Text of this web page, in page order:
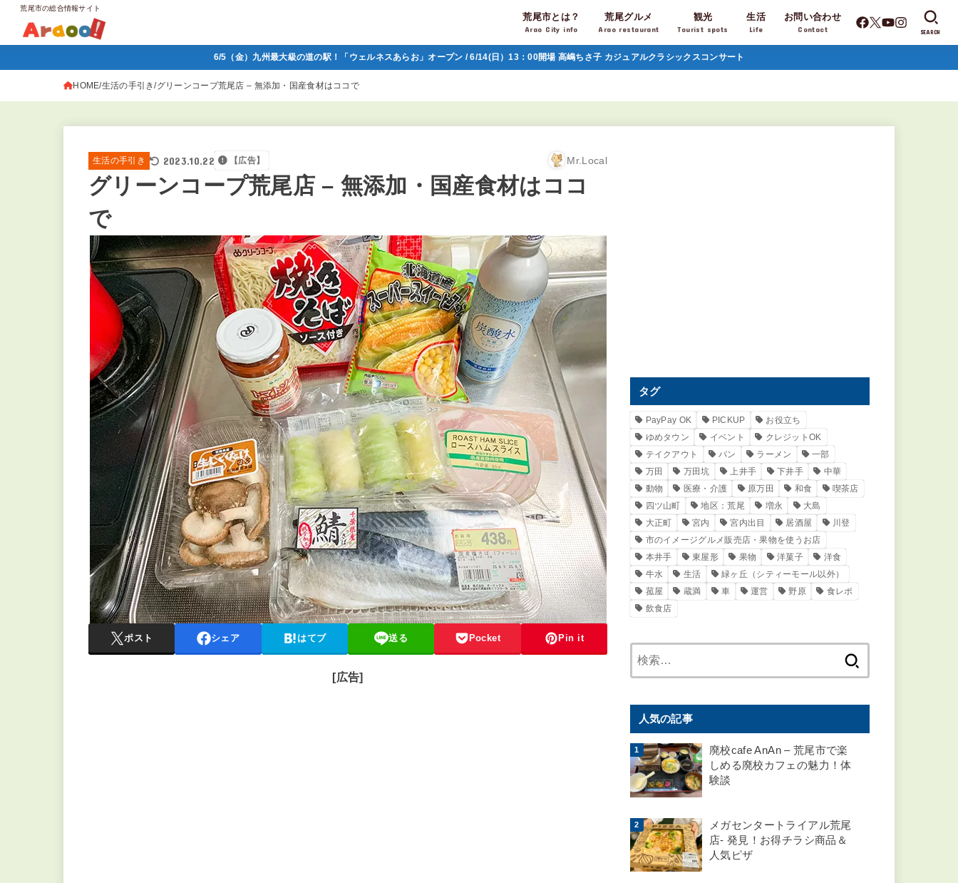
荒尾市の総合情報サイト
荒尾市とは？
Arao City info
荒尾グルメ
Arao restaurant
観光
Tourist spots
生活
Life
お問い合わせ
Contact SEARCH
6/5（金）九州最大級の道の駅！「ウェルネスあらお」オープン / 6/14(日）13：00開場 高嶋ちさ子 カジュアルクラシックスコンサート
HOME 生活の手引き グリーンコープ荒尾店 – 無添加・国産食材はココで
生活の手引き 2023.10.22 【広告】 Mr.Local
グリーンコープ荒尾店 – 無添加・国産食材はココ
で
ポスト シェア はてブ 送る Pocket Pin it
[広告]
タグ
PayPay OK PICKUP
お役立ち
ゆめタウン
イベント
クレジットOK
テイクアウト
パン ラーメン
一部
万田
万田坑 上井手 下井手
中華
動物
医療・介護 原万田 和食
喫茶店
四ツ山町
地区：荒尾 増永
大島
大正町
宮内 宮内出目 居酒屋
川登
市のイメージグルメ販売店・果物を使うお店
本井手
東屋形 果物 洋菓子
洋食
牛水
生活
緑ヶ丘（シティーモール以外）
菰屋
蔵満 車 運営 野原
食レポ
飲食店
人気の記事
廃校cafe AnAn – 荒尾市で楽
しめる廃校カフェの魅力！体
験談
メガセンタートライアル荒尾
店- 発見！お得チラシ商品＆
人気ピザ